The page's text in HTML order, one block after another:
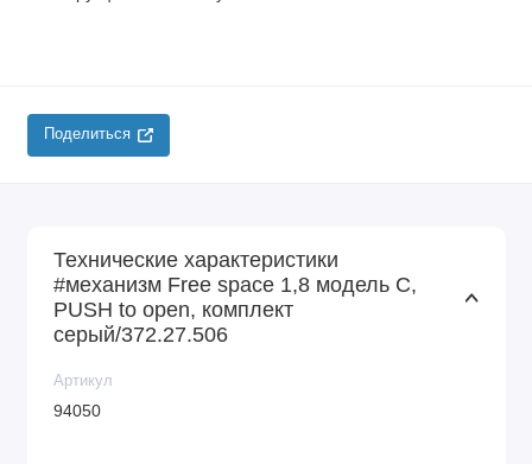
Поделиться
Технические характеристики
#механизм Free space 1,8 модель C,
PUSH to open, комплект
серый/372.27.506
Артикул
94050